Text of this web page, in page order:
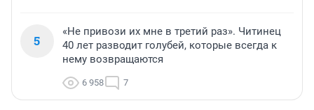
5
«Не привози их мне в третий раз». Читинец
40 лет разводит голубей, которые всегда к
нему возвращаются
6 958 7